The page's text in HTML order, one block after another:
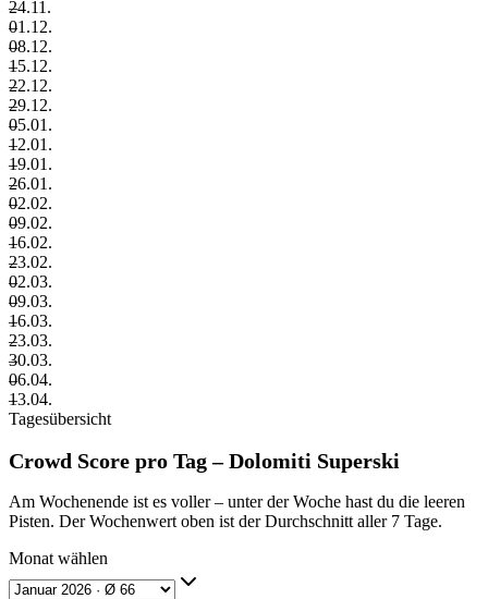
–
24.11.
–
01.12.
–
08.12.
–
15.12.
–
22.12.
–
29.12.
–
05.01.
–
12.01.
–
19.01.
–
26.01.
–
02.02.
–
09.02.
–
16.02.
–
23.02.
–
02.03.
–
09.03.
–
16.03.
–
23.03.
–
30.03.
–
06.04.
–
13.04.
Tagesübersicht
Crowd Score pro Tag – Dolomiti Superski
Am Wochenende ist es voller – unter der Woche hast du die leeren
Pisten. Der Wochenwert oben ist der Durchschnitt aller 7 Tage.
Monat wählen